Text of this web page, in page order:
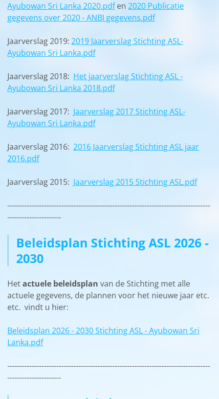
Ayubowan Sri Lanka 2020.pdfen 2020 Publicatie
gegevens over 2020 - ANBI gegevens.pdf
Jaarverslag 2019: 2019 Jaarverslag Stichting ASL-
Ayubowan Sri Lanka.pdf
Jaarverslag 2018: Het jaarverslag Stichting ASL -
Ayubowan Sri Lanka 2018.pdf
Jaarverslag 2017: Jaarverslag 2017 Stichting ASL-
Ayubowan Sri Lanka.pdf
Jaarverslag 2016: 2016 Jaarverslag Stichting ASL jaar
2016.pdf
Jaarverslag 2015: Jaarverslag 2015 Stichting ASL.pdf
-----------------------------------------------------------------------------------
----------------------
Beleidsplan Stichting ASL 2026 -
2030
Hetactuele beleidsplan van de Stichting met alle
actuele gegevens, de plannen voor het nieuwe jaar etc.
etc. vindt u hier:
Beleidsplan 2026 - 2030 Stichting ASL - Ayubowan Sri
Lanka.pdf
-----------------------------------------------------------------------------------
----------------------